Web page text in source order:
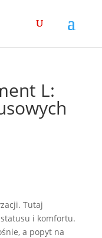
L:
Tutaj
i komfortu.
a popyt na